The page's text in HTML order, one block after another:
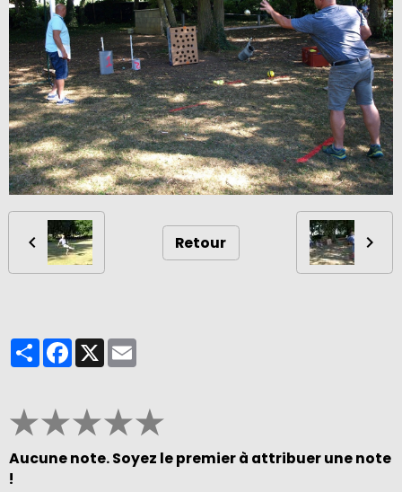
Retour
PartagerFacebook
X
★★★★★
Aucune note. Soyez le premier à attribuer une note
!